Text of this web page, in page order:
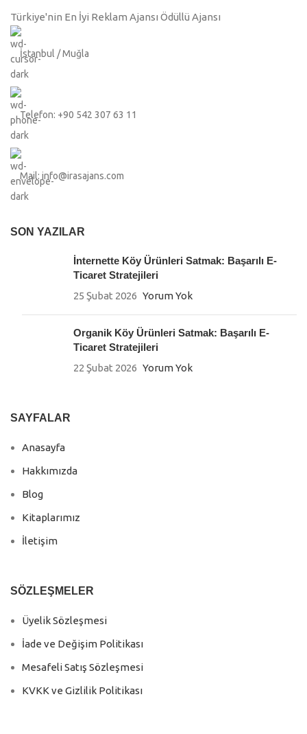
Türkiye'nin En İyi Reklam Ajansı Ödüllü Ajansı
İstanbul / Muğla
Telefon: +90 542 307 63 11
Mail: info@irasajans.com
SON YAZILAR
İnternette Köy Ürünleri Satmak: Başarılı E-
Ticaret Stratejileri
25 Şubat 2026 Yorum Yok
Organik Köy Ürünleri Satmak: Başarılı E-
Ticaret Stratejileri
22 Şubat 2026 Yorum Yok
SAYFALAR
Anasayfa
Hakkımızda
Blog
Kitaplarımız
İletişim
SÖZLEŞMELER
Üyelik Sözleşmesi
İade ve Değişim Politikası
Mesafeli Satış Sözleşmesi
KVKK ve Gizlilik Politikası